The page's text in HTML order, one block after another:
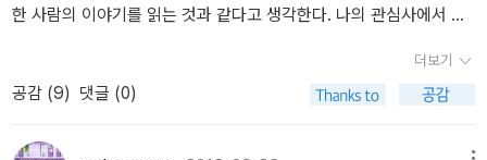
니면 ‘노무현’이 한 일이어서는 아닐까? 그들의 그러한 생각 자체야
무슨 문제가 있으랴? 다만, 그들이 엄연히 ‘법’을 어겼다는 사실이다.
게다가 정문헌은 자신의 정치인생을 걸기도 했다. 그런데도 수사가
진행되는 상황은 의문을 자아낼 법하다. 유시민은 법치는 ‘법으로 다
스리는 것’이 아니라 ‘법이 다스리게 하는 것’이라 한다. 통치자가 법
운 대통령’이 아닌 ‘전기자전거에 발만 얹고서 자전거 흉내’를 했으니,
꽤 싸게 퍼진다만, 노무현 씨가 ‘자전거 타는 대통령 코스프레’를 하던
무렵에는 ‘전기자전거’가 꽤나 비쌌다. 예전에 시골 할아버지 누가 전
기자전거를 탔는가? 흉내를 내지 말고 삶이라는 몸짓이어야 하지 않
한 사람의 이야기를 읽는 것과 같다고 생각한다. 나의 관심사에서 시
더보기
공감 (9) 댓글 (0)